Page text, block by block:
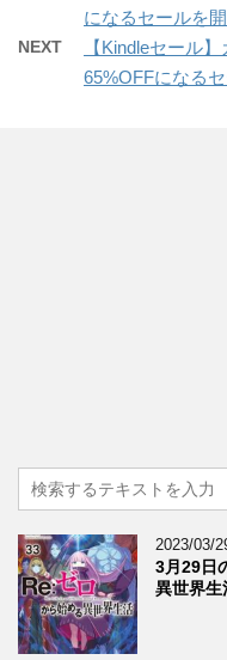
になるセールを
NEXT
【Kindleセール
65%OFFになる
2023/03/
3月29日
異世界